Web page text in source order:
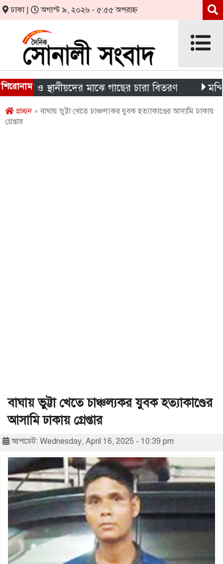
ঢাকা | অগাস্ট ৯, ২০২৬ - ৫:৫৫ অপরাহ্ন
শিরোনাম
ও স্থানীয়দের মাঝে গাছের চারা বিতরণ মন্দিরের
প্রচ্ছদ» বাঘায় ভুট্টা খেতে চাঞ্চল্যকর যুবক হত্যাকাণ্ডের আসামি ঢাকায়
গ্রেপ্তার
বাঘায় ভুট্টা খেতে চাঞ্চল্যকর যুবক হত্যাকাণ্ডের
আসামি ঢাকায় গ্রেপ্তার
আপডেট: Wednesday, April 16, 2025 - 10:39 pm